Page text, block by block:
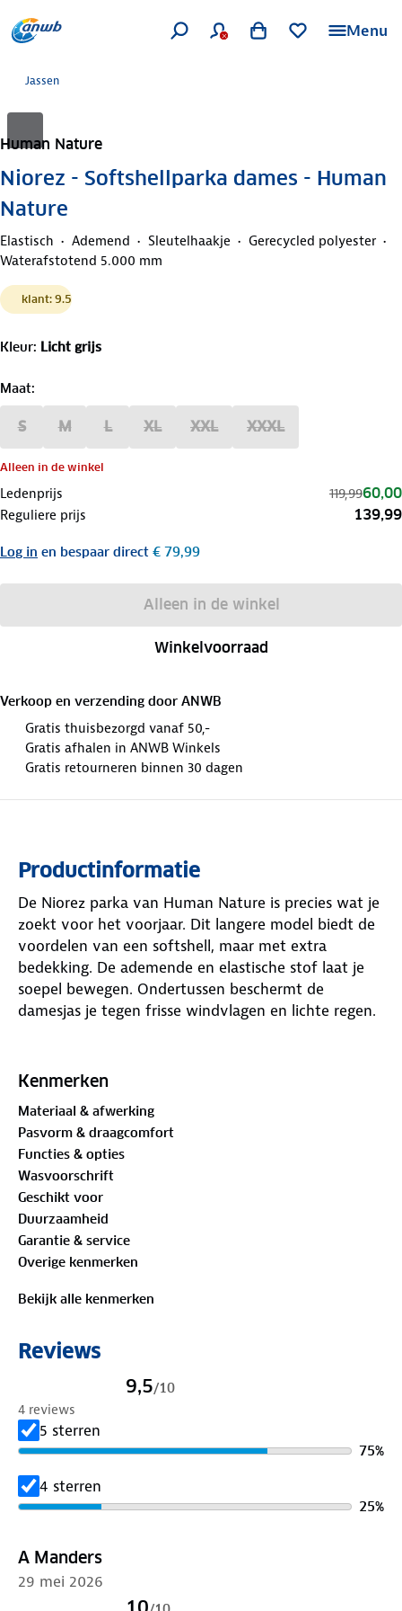
Menu
Jassen
Human Nature
Niorez - Softshellparka dames - Human
Nature
Elastisch Ademend Sleutelhaakje
Gerecycled polyester
Waterafstotend 5.000 mm
klant: 9.5
Kleur: Licht grijs
Maat:
S M L XL XXL XXXL
Alleen in de winkel
Ledenprijs 119,9960,00
Reguliere prijs 139,99
Log in en bespaar direct € 79,99
Alleen in de winkel
Winkelvoorraad
Verkoop en verzending door ANWB
Gratis thuisbezorgd vanaf 50,-
Gratis afhalen in ANWB Winkels
Gratis retourneren binnen 30 dagen
Productinformatie
De Niorez parka van Human Nature is precies wat je
zoekt voor het voorjaar. Dit langere model biedt de
voordelen van een softshell, maar met extra
bedekking. De ademende en elastische stof laat je
soepel bewegen. Ondertussen beschermt de
damesjas je tegen frisse windvlagen en lichte regen.
wandeling? De YKK-tweewegrits geeft je meer
bovenbenen en houdt ze heerlijk warm. En met
maar liefst acht zakken heb je genoeg plek voor je
spullen. In de rechterzak zit een elastiek met haakje,
zodat je sleutels niet verdwijnen. Geniet volop van
dit seizoen met de lichtgrijze Niorez softshellparka!
Bewust onderweg met hergebruikt materiaal:
Buitenstof: 100% polyester
Voering: 100%
gerecycled polyester
onderhoud. Gebruik een alkalivrij wasmiddel en was
op 30 graden. Is je kleding aan vervanging toe?
Lever het in bij onze winkels. Wij geven er een
nieuwe bestemming aan.
Kenmerken
Materiaal & afwerking
Pasvorm & draagcomfort
Functies & opties
Wasvoorschrift
Geschikt voor
Duurzaamheid
Garantie & service
Overige kenmerken
Bekijk alle kenmerken
Reviews
9,5/10
4 reviews
5 sterren
75%
4 sterren
25%
A Manders
29 mei 2026